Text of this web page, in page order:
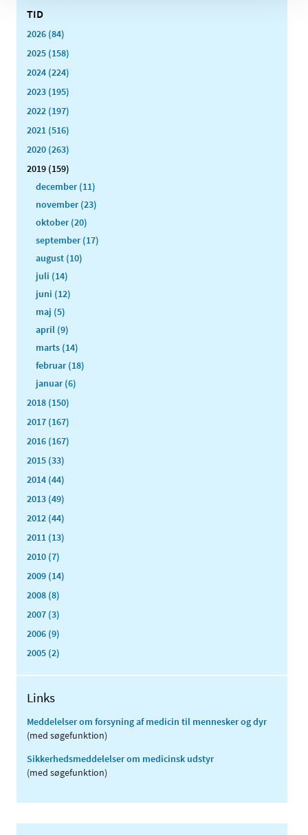
TID
2026 (84)
2025 (158)
2024 (224)
2023 (195)
2022 (197)
2021 (516)
2020 (263)
2019 (159)
december (11)
november (23)
oktober (20)
september (17)
august (10)
juli (14)
juni (12)
maj (5)
april (9)
marts (14)
februar (18)
januar (6)
2018 (150)
2017 (167)
2016 (167)
2015 (33)
2014 (44)
2013 (49)
2012 (44)
2011 (13)
2010 (7)
2009 (14)
2008 (8)
2007 (3)
2006 (9)
2005 (2)
Links
Meddelelser om forsyning af medicin til mennesker og dyr
(med søgefunktion)
Sikkerhedsmeddelelser om medicinsk udstyr
(med søgefunktion)